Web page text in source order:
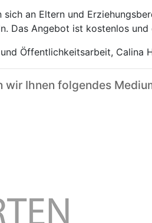
an Eltern und
Das Angebot ist kostenlos
Öffentlichkeitsarbeit, Calina
wir Ihnen folgendes